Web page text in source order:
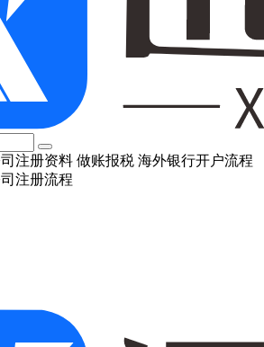
注册资料 做账报税 海外银行开户流程
注册流程